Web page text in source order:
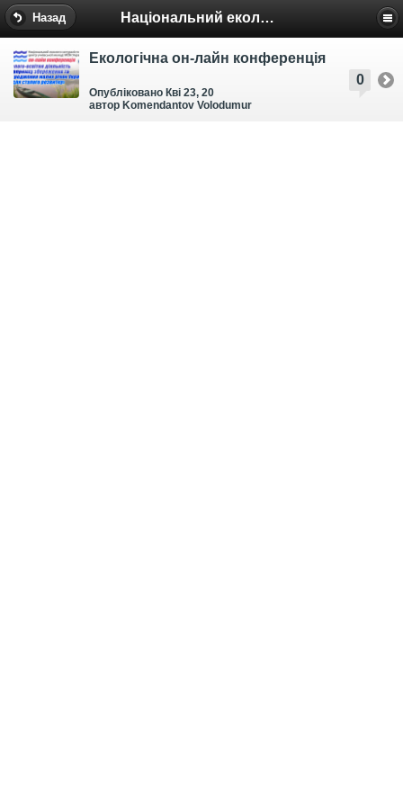
Назад Національний еколого-натуралістичний центр
0
Екологічна он-лайн конференція
Опубліковано Кві 23, 20
автор Komendantov Volodumur